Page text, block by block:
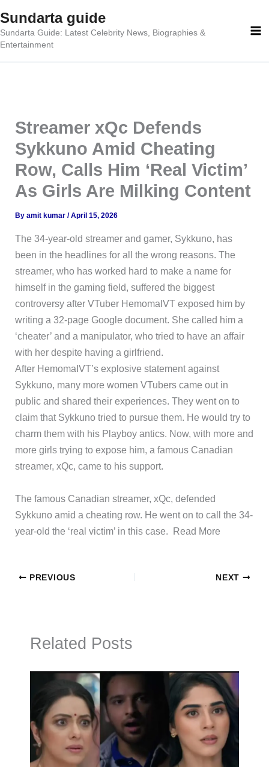
to
content
Sundarta guide
Sundarta Guide: Latest Celebrity News, Biographies &
Entertainment
Streamer xQc Defends
Sykkuno Amid Cheating
Row, Calls Him ‘Real Victim’
As Girls Are Milking Content
Byamit kumar/April 15, 2026
The 34-year-old streamer and gamer, Sykkuno, has
been in the headlines for all the wrong reasons. The
streamer, who has worked hard to make a name for
himself in the gaming field, suffered the biggest
controversy after VTuber HemomaIVT exposed him by
writing a 32-page Google document. She called him a
‘cheater’ and a manipulator, who tried to have an affair
with her despite having a girlfriend.
After HemomaIVT’s explosive statement against
Sykkuno, many more women VTubers came out in
public and shared their experiences. They went on to
claim that Sykkuno tried to pursue them. He would try to
charm them with his Playboy antics. Now, with more and
more girls trying to expose him, a famous Canadian
streamer, xQc, came to his support.
​The famous Canadian streamer, xQc, defended
Sykkuno amid a cheating row. He went on to call the 34-
year-old the ‘real victim’ in this case. ​Read More
PREVIOUS NEXT
Related Posts